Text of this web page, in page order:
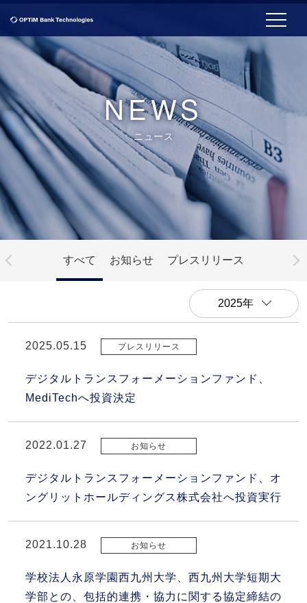
NEWS
ニュース
すべて お知らせ プレスリリース
2025年
2025.05.15 プレスリリース
デジタルトランスフォーメーションファンド、
MediTechへ投資決定
2022.01.27 お知らせ
デジタルトランスフォーメーションファンド、オ
ングリットホールディングス株式会社へ投資実行
2021.10.28 お知らせ
学校法人永原学園西九州大学、西九州大学短期大
学部との、包括的連携・協力に関する協定締結の